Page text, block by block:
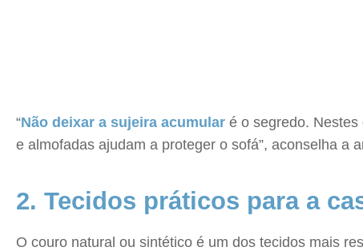
“Não deixar a sujeira acumular é o segredo.
e almofadas ajudam a proteger o sofá”, aconselha a
2. Tecidos práticos para a
O couro natural ou sintético é um dos tecidos mais